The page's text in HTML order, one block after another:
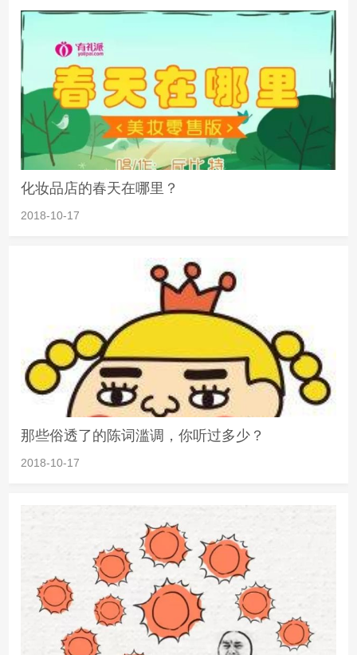
化妆品店的春天在哪里？
2018-10-17
那些俗透了的陈词滥调，你听过多少？
2018-10-17